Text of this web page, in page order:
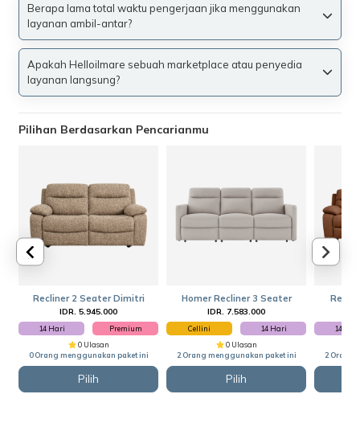
Berapa lama total waktu pengerjaan jika menggunakan
layanan ambil-antar?
Apakah Helloilmare sebuah marketplace atau penyedia
layanan langsung?
Pilihan Berdasarkan Pencarianmu
Recliner 2 Seater Dimitri
IDR. 5.945.000
14 Hari
Premium
0 Ulasan
0 Orang menggunakan paket ini
Pilih
Homer Recliner 3 Seater
IDR. 7.583.000
Cellini
14 Hari
0 Ulasan
2 Orang menggunakan paket ini
Pilih
14 Hari
2 Orang